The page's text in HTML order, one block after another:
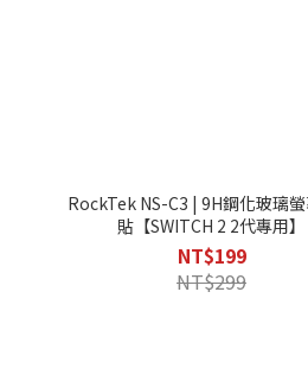
RockTek NS-C3 | 9H鋼化玻璃
貼【SWITCH 2 2代專用】
NT$199
NT$299